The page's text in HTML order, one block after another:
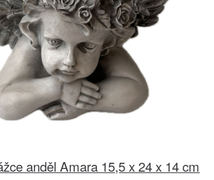
anděl Amara 15,5 x 24 x 14 cm